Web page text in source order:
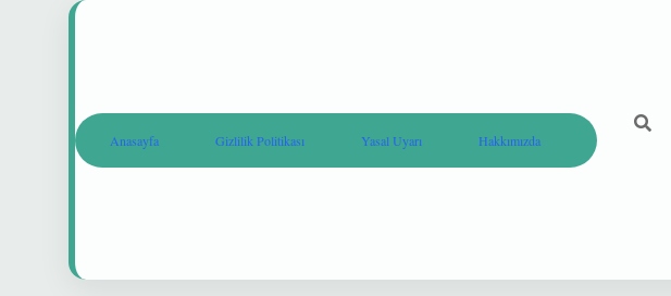
Anasayfa Gizlilik Politikası Yasal Uyarı Hakkımızda